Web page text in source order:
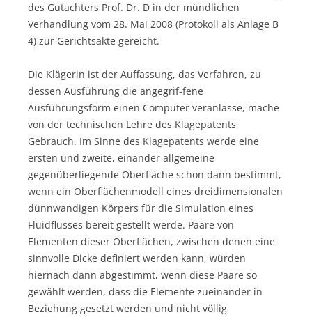
des Gutachters Prof. Dr. D in der mündlichen
Verhandlung vom 28. Mai 2008 (Protokoll als Anlage B
4) zur Gerichtsakte gereicht.
Die Klägerin ist der Auffassung, das Verfahren, zu
dessen Ausführung die angegrif-fene
Ausführungsform einen Computer veranlasse, mache
von der technischen Lehre des Klagepatents
Gebrauch. Im Sinne des Klagepatents werde eine
ersten und zweite, einander allgemeine
gegenüberliegende Oberfläche schon dann bestimmt,
wenn ein Oberflächenmodell eines dreidimensionalen
dünnwandigen Körpers für die Simulation eines
Fluidflusses bereit gestellt werde. Paare von
Elementen dieser Oberflächen, zwischen denen eine
sinnvolle Dicke definiert werden kann, würden
hiernach dann abgestimmt, wenn diese Paare so
gewählt werden, dass die Elemente zueinander in
Beziehung gesetzt werden und nicht völlig